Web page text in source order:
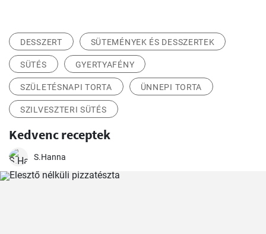
DESSZERT SÜTEMÉNYEK ÉS DESSZERTEK
SÜTÉS GYERTYAFÉNY
SZÜLETÉSNAPI TORTA ÜNNEPI TORTA
SZILVESZTERI SÜTÉS
Kedvenc receptek
S.Hanna